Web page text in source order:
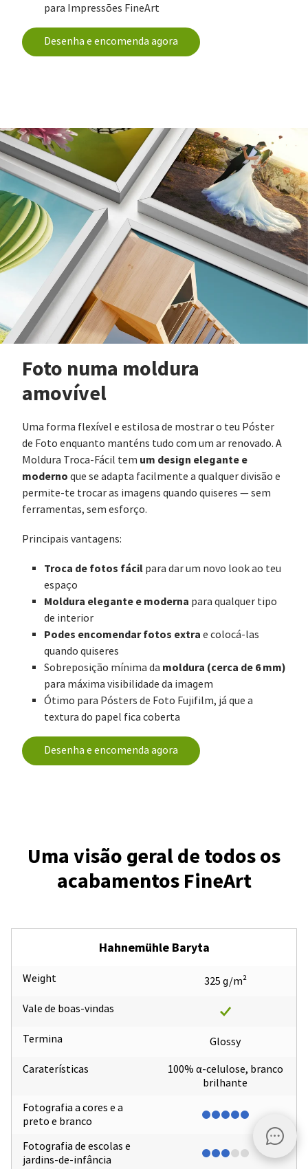
para Impressões FineArt
Desenha e encomenda agora
Foto numa moldura
amovível
Uma forma flexível e estilosa de mostrar o teu Póster
de Foto enquanto manténs tudo com um ar renovado. A
Moldura Troca-Fácil tem um design elegante e
moderno que se adapta facilmente a qualquer divisão e
permite-te trocar as imagens quando quiseres — sem
ferramentas, sem esforço.
Principais vantagens:
Troca de fotos fácil para dar um novo look ao teu
espaço
Moldura elegante e moderna para qualquer tipo
de interior
Podes encomendar fotos extra e colocá-las
quando quiseres
Sobreposição mínima da moldura (cerca de 6 mm)
para máxima visibilidade da imagem
Ótimo para Pósters de Foto Fujifilm, já que a
textura do papel fica coberta
Desenha e encomenda agora
Uma visão geral de todos os
acabamentos FineArt
Hahnemühle Baryta
Weight
Vale de boas-vindas
Termina
Caraterísticas
Fotografia a cores e a
preto e branco
Fotografia de escolas e
jardins-de-infância
325 g/m²
Glossy
100% α-celulose, branco
brilhante